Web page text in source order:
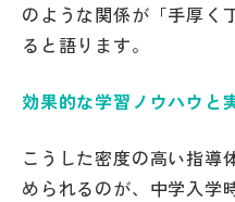
のような関係が「手厚く
ると語ります。
効果的な学習ノウハウと
こうした密度の高い指導
められるのが、中学入学